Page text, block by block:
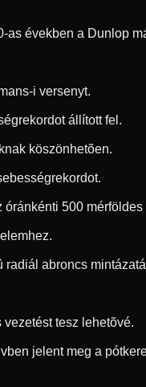
években a Dunlop
i versenyt.
állított fel.
köszönhetõen.
500
abroncs
tesz lehetõvé.
jelent meg a